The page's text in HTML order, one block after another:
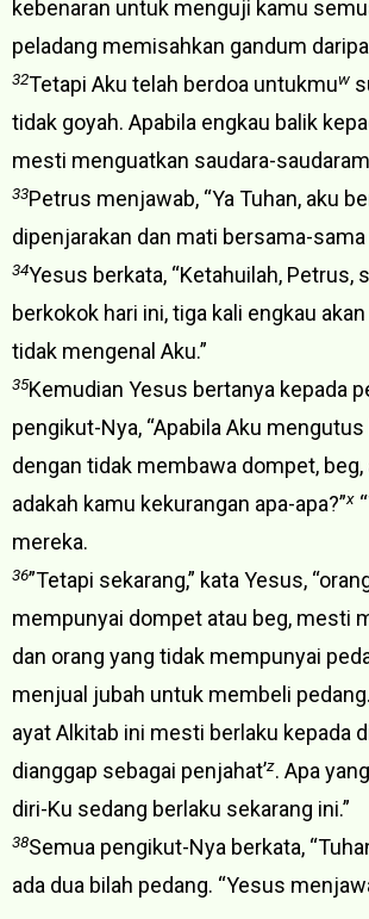
kebenaran untuk menguji kamu
peladang memisahkan gandum
32Tetapi Aku telah berdoa untukmuw
tidak goyah. Apabila engkau balik
mesti menguatkan saudara-
33Petrus menjawab, “Ya Tuhan, aku
dipenjarakan dan mati bersama-sama
34Yesus berkata, “Ketahuilah, Petrus,
berkokok hari ini, tiga kali engkau
tidak mengenal Aku.”
35Kemudian Yesus bertanya kepada
pengikut-Nya, “Apabila Aku
dengan tidak membawa dompet, beg,
adakah kamu kekurangan apa-apa?”x
mereka.
36”Tetapi sekarang,” kata Yesus,
mempunyai dompet atau beg, mesti
dan orang yang tidak mempunyai
menjual jubah untuk membeli
ayat Alkitab ini mesti berlaku kepada
dianggap sebagai penjahat’z. Apa
diri-Ku sedang berlaku sekarang ini.”
38Semua pengikut-Nya berkata,
ada dua bilah pedang. “Yesus